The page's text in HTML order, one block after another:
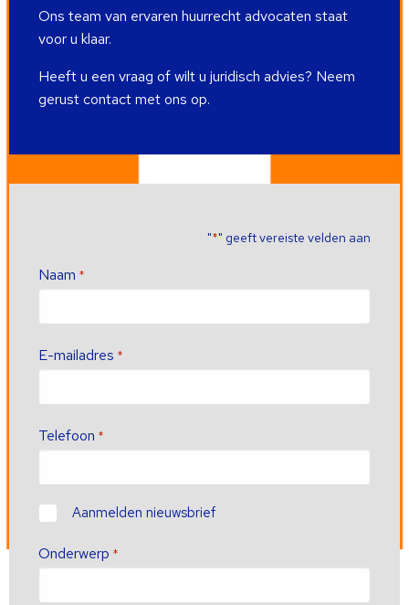
Ons team van ervaren huurrecht advocaten staat
voor u klaar.
Heeft u een vraag of wilt u juridisch advies? Neem
gerust contact met ons op.
"*" geeft vereiste velden aan
Naam *
E-mailadres *
Telefoon *
ContactAanmelden nieuwsbrief
Onderwerp *